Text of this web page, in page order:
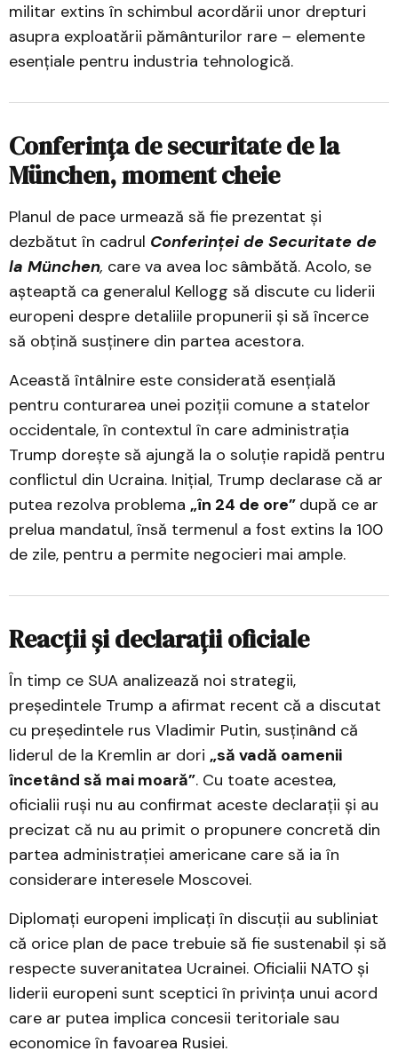
militar extins în schimbul acordării unor drepturi
asupra exploatării pământurilor rare – elemente
esențiale pentru industria tehnologică.
Conferința de securitate de la
München, moment cheie
Planul de pace urmează să fie prezentat și
dezbătut în cadrul Conferinței de Securitate de
la München, care va avea loc sâmbătă. Acolo, se
așteaptă ca generalul Kellogg să discute cu liderii
europeni despre detaliile propunerii și să încerce
să obțină susținere din partea acestora.
Această întâlnire este considerată esențială
pentru conturarea unei poziții comune a statelor
occidentale, în contextul în care administrația
Trump dorește să ajungă la o soluție rapidă pentru
conflictul din Ucraina. Inițial, Trump declarase că ar
putea rezolva problema „în 24 de ore” după ce ar
prelua mandatul, însă termenul a fost extins la 100
de zile, pentru a permite negocieri mai ample.
Reacții și declarații oficiale
În timp ce SUA analizează noi strategii,
președintele Trump a afirmat recent că a discutat
cu președintele rus Vladimir Putin, susținând că
liderul de la Kremlin ar dori „să vadă oamenii
încetând să mai moară”. Cu toate acestea,
oficialii ruși nu au confirmat aceste declarații și au
precizat că nu au primit o propunere concretă din
partea administrației americane care să ia în
considerare interesele Moscovei.
Diplomați europeni implicați în discuții au subliniat
că orice plan de pace trebuie să fie sustenabil și să
respecte suveranitatea Ucrainei. Oficialii NATO și
liderii europeni sunt sceptici în privința unui acord
care ar putea implica concesii teritoriale sau
economice în favoarea Rusiei.